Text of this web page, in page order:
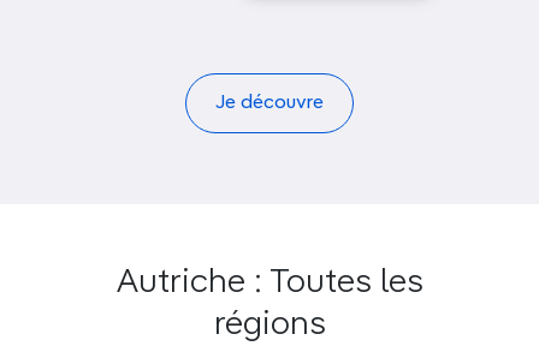
Je découvre
Autriche : Toutes les
régions